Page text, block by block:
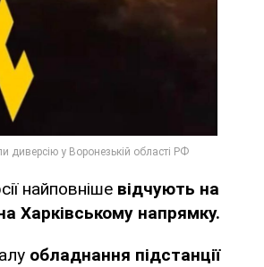
найповніше відчують на
Харківському напрямку.
обладнання підстанції